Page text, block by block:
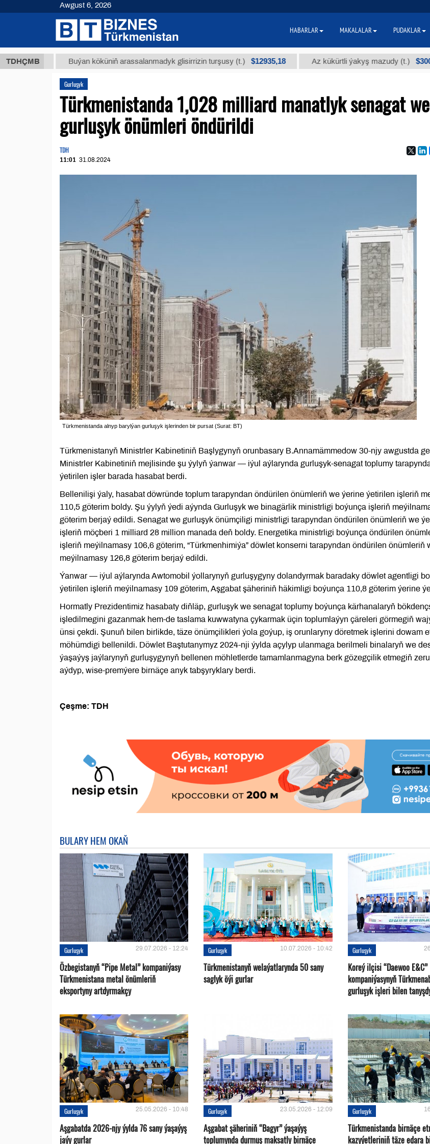
TDHÇMB
ТМТ Buýan köküniň arassalanmadyk glisirrizin turşusy (t.) $12935,18 Az kükürtli ýakyş mazudy (t.) $300
Gurluşyk
Türkmenistanda 1,028 milliard manatlyk senagat we
gurluşyk önümleri öndürildi
TDH
11:01 31.08.2024
Türkmenistanda alnyp barylýan gurluşyk işlerinden bir pursat (Surat: BT)
Türkmenistanyň Ministrler Kabinetiniň Başlygynyň orunbasary B.Annamämmedow 30-njy awgustda
Ministrler Kabinetiniň mejlisinde şu ýylyň ýanwar — iýul aýlarynda gurluşyk-senagat toplumy
ýetirilen işler barada hasabat berdi.
Bellenilişi ýaly, hasabat döwründe toplum tarapyndan öndürilen önümleriň we ýerine ýetirilen işleriň
110,5 göterim boldy. Şu ýylyň ýedi aýynda Gurluşyk we binagärlik ministrligi boýunça işleriň
göterim berjaý edildi. Senagat we gurluşyk önümçiligi ministrligi tarapyndan öndürilen önümleriň we
işleriň möçberi 1 milliard 28 million manada deň boldy. Energetika ministrligi boýunça öndürilen
işleriň meýilnamasy 106,6 göterim, “Türkmenhimiýa” döwlet konserni tarapyndan öndürilen önümleriň
meýilnamasy 126,8 göterim berjaý edildi.
Ýanwar — iýul aýlarynda Awtomobil ýollarynyň gurluşygyny dolandyrmak baradaky döwlet agentligi
ýetirilen işleriň meýilnamasy 109 göterim, Aşgabat şäheriniň häkimligi boýunça 110,8 göterim ýerine
Hormatly Prezidentimiz hasabaty diňläp, gurluşyk we senagat toplumy boýunça kärhanalaryň
işledilmegini gazanmak hem-de taslama kuwwatyna çykarmak üçin toplumlaýyn çäreleri görmegiň
ünsi çekdi. Şunuň bilen birlikde, täze önümçilikleri ýola goýup, iş orunlaryny döretmek işlerini dowam
möhümdigi bellenildi. Döwlet Baştutanymyz 2024-nji ýylda açylyp ulanmaga berilmeli binalaryň we
ýaşaýyş jaýlarynyň gurluşygynyň bellenen möhletlerde tamamlanmagyna berk gözegçilik etmegiň
aýdyp, wise-premýere birnäçe anyk tabşyryklary berdi.
Çeşme: TDH
BULARY HEM OKAŇ
Gurluşyk 29.07.2026 - 12:24
Özbegistanyň “Pipe Metal” kompaniýasy
Türkmenistana metal önümleriň
eksportyny artdyrmakçy
Gurluşyk 10.07.2026 - 10:42
Türkmenistanyň welaýatlarynda 50 sany
saglyk öýi gurlar
Gurluşyk
Koreý ilçisi “Daewoo E&C”
kompaniýasynyň
gurluşyk işleri bilen
Gurluşyk 25.05.2026 - 10:48
Aşgabatda 2026-njy ýylda 76 sany ýaşaýyş
jaýy gurlar
Gurluşyk 23.05.2026 - 12:09
Aşgabat şäheriniň “Bagyr” ýaşaýyş
toplumynda durmuş maksatly birnäçe
Gurluşyk
Türkmenistanda birnäçe
kazyýetleriniň täze edara
Awgust 6, 2026
HABARLAR MAKALALAR PUDAKLAR